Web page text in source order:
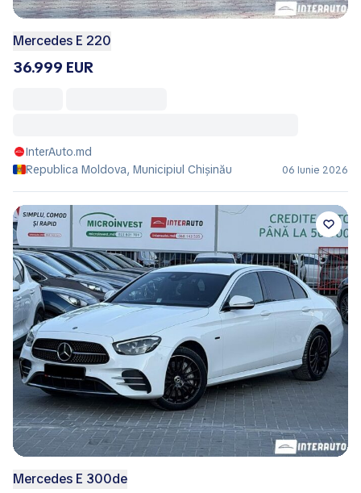
Mercedes E 220
36.999 EUR
InterAuto.md
Republica Moldova, Municipiul Chișinău
06 Iunie 2026
Mercedes E 300de